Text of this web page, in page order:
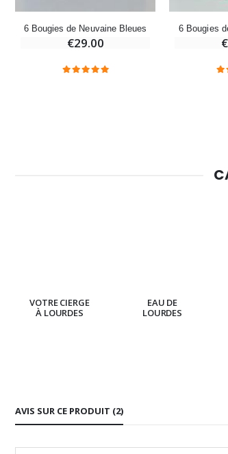
6 Bougies de Neuvaine Bleues
€29.00
6 Bougies
VOTRE CIERGE
À LOURDES
EAU DE
LOURDES
AVIS SUR CE PRODUIT (2)